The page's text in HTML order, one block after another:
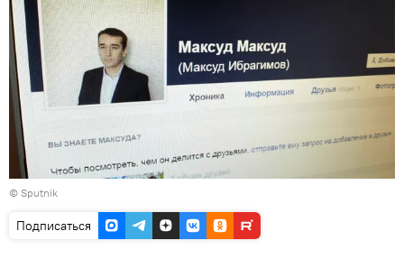
© Sputnik
Подписаться